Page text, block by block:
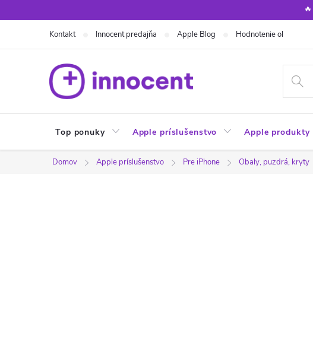
na
🔥
Kontakt Innocent predajňa Apple Blog Hodnotenie obchodu
Top ponuky Apple príslušenstvo Apple produkty
Domov Apple príslušenstvo Pre iPhone Obaly, puzdrá, kryty